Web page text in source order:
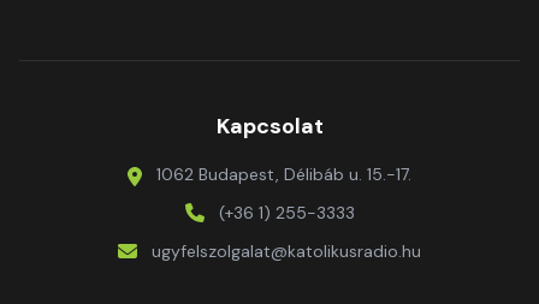
Kapcsolat
1062 Budapest, Délibáb u. 15.-17.
(+36 1) 255-3333
ugyfelszolgalat@katolikusradio.hu